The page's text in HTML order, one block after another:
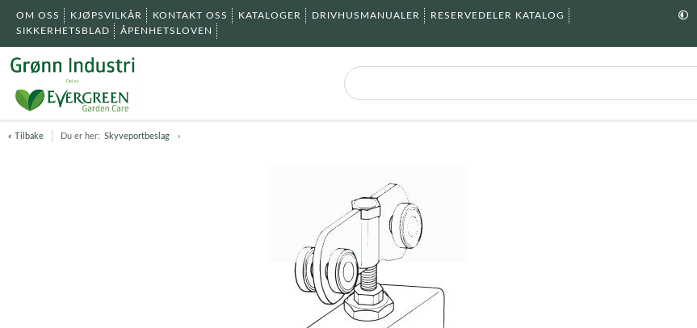
OM OSS KJØPSVILKÅR KONTAKT OSS KATALOGER DRIVHUSMANUALER
RESERVEDELER KATALOG
SIKKERHETSBLAD
ÅPENHETSLOVEN
« Tilbake Du er her: Skyveportbeslag